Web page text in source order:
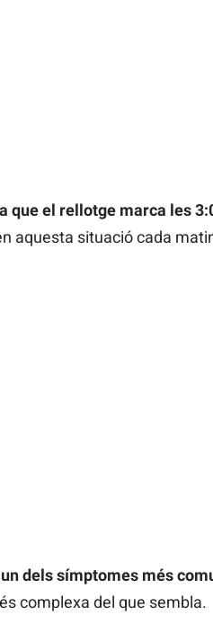
que el rellotge marca les
aquesta situació cada
dels símptomes més
complexa del que sembla.